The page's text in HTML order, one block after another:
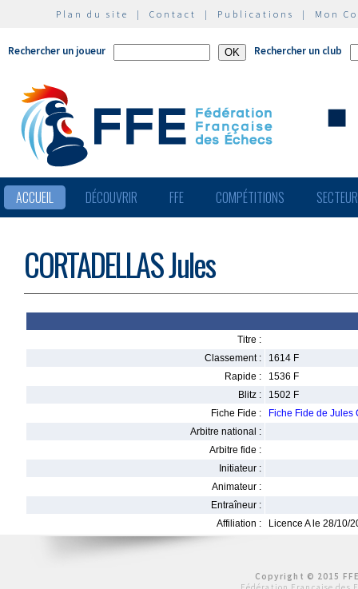
Plan du site | Contact | Publications | Mon
Rechercher un joueur Rechercher un club
ACCUEIL DÉCOUVRIR FFE COMPÉTITIONS
CORTADELLAS Jules
Titre :
Classement :
1614 F
Rapide :
1536 F
Blitz :
1502 F
Fiche Fide :
Fiche Fide de Jules
Arbitre national :
Arbitre fide :
Initiateur :
Animateur :
Entraîneur :
Affiliation :
Licence A le 28/10/
Copyright © 2015